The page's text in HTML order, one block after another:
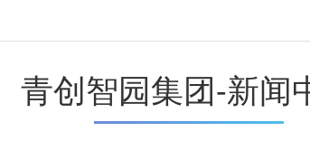
青创智园集团-新闻